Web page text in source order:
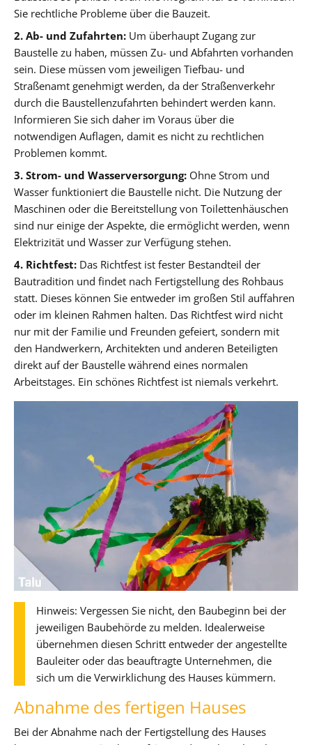
Sie rechtliche Probleme über die Bauzeit.
2. Ab- und Zufahrten: Um überhaupt Zugang zur
Baustelle zu haben, müssen Zu- und Abfahrten vorhanden
sein. Diese müssen vom jeweiligen Tiefbau- und
Straßenamt genehmigt werden, da der Straßenverkehr
durch die Baustellenzufahrten behindert werden kann.
Informieren Sie sich daher im Voraus über die
notwendigen Auflagen, damit es nicht zu rechtlichen
Problemen kommt.
3. Strom- und Wasserversorgung: Ohne Strom und
Wasser funktioniert die Baustelle nicht. Die Nutzung der
Maschinen oder die Bereitstellung von Toilettenhäuschen
sind nur einige der Aspekte, die ermöglicht werden, wenn
Elektrizität und Wasser zur Verfügung stehen.
4. Richtfest: Das Richtfest ist fester Bestandteil der
Bautradition und findet nach Fertigstellung des Rohbaus
statt. Dieses können Sie entweder im großen Stil auffahren
oder im kleinen Rahmen halten. Das Richtfest wird nicht
nur mit der Familie und Freunden gefeiert, sondern mit
den Handwerkern, Architekten und anderen Beteiligten
direkt auf der Baustelle während eines normalen
Arbeitstages. Ein schönes Richtfest ist niemals verkehrt.
Hinweis: Vergessen Sie nicht, den Baubeginn bei der
jeweiligen Baubehörde zu melden. Idealerweise
übernehmen diesen Schritt entweder der angestellte
Bauleiter oder das beauftragte Unternehmen, die
sich um die Verwirklichung des Hauses kümmern.
Abnahme des fertigen Hauses
Bei der Abnahme nach der Fertigstellung des Hauses